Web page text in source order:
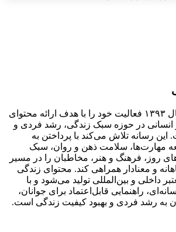
«زندگی رویایی» از سال ۱۳۹۳ فعالیت خود را با هدف ارائه محتوای
انسانی در حوزه سبک زندگی، رشد فردی و
این رسانه تلاش می‌کند با پرداختن به
مهارت‌ها، سلامت ذهن و روان، سبک
روز، فرهنگ و هنر، مخاطبان را در مسیر
و معنادار همراهی کند. محتوای زندگی
داخلی و بین‌المللی تولید می‌شود و با
راهنمایی قابل‌اعتماد برای جوانان،
به رشد فردی و بهبود کیفیت زندگی است.